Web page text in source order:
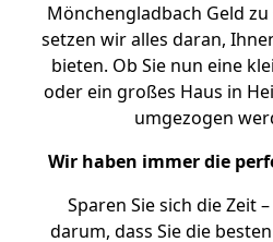
Mönchengladbach Geld
setzen wir alles daran,
bieten. Ob Sie nun eine
oder ein großes Haus in
umgezogen
Wir haben immer die
Sparen Sie sich die Zeit
darum, dass Sie die